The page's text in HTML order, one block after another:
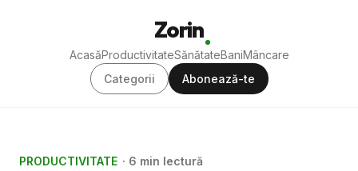
Zorin
AcasăProductivitateSănătateBaniMâncare
Categorii
Abonează-te
PRODUCTIVITATE · 6 min lectură